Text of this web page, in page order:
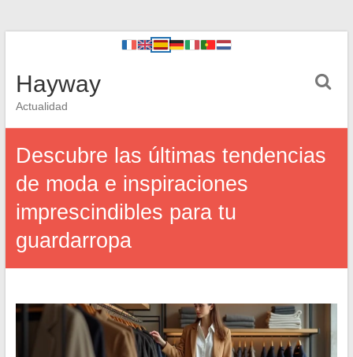
Hayway
Actualidad
Descubre las últimas tendencias
de moda e inspiraciones
imprescindibles para tu
guardarropa